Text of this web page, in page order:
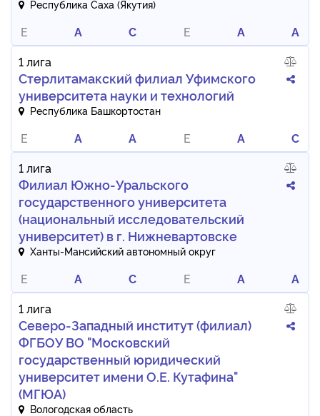
Республика Саха (Якутия)
E A C E A
A
1 лига
Стерлитамакский филиал Уфимского
университета науки и технологий
Республика Башкортостан
E A A E A
C
1 лига
Филиал Южно-Уральского
государственного университета
(национальный исследовательский
университет) в г. Нижневартовске
Ханты-Мансийский автономный округ
E A C E A
A
1 лига
Северо-Западный институт (филиал)
ФГБОУ ВО "Московский
государственный юридический
университет имени О.Е. Кутафина"
(МГЮА)
Вологодская область